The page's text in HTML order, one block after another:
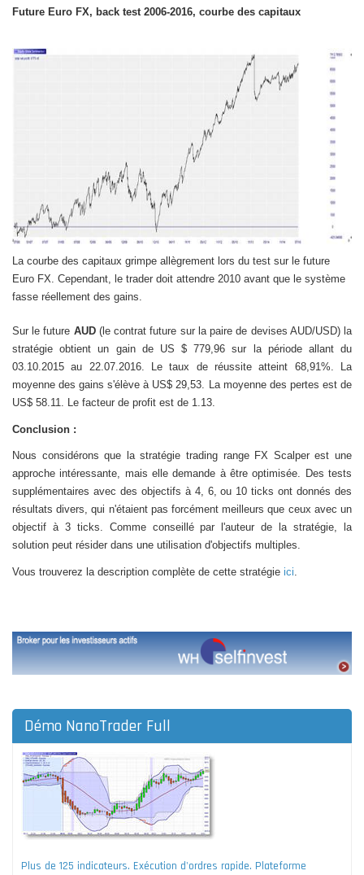
Future Euro FX, back test 2006-2016, courbe des capitaux
La courbe des capitaux grimpe allègrement lors du test sur le future
Euro FX. Cependant, le trader doit attendre 2010 avant que le système
fasse réellement des gains.
Sur le future AUD(le contrat future sur la paire de devises AUD/USD) la
stratégie obtient un gain de US $ 779,96 sur la période allant du
03.10.2015 au 22.07.2016. Le taux de réussite atteint 68,91%. La
moyenne des gains s'élève à US$ 29,53. La moyenne des pertes est de
US$ 58.11. Le facteur de profit est de 1.13.
Conclusion :
Nous considérons que la stratégie trading range FX Scalper est une
approche intéressante, mais elle demande à être optimisée. Des tests
supplémentaires avec des objectifs à 4, 6, ou 10 ticks ont donnés des
résultats divers, qui n'étaient pas forcément meilleurs que ceux avec un
objectif à 3 ticks. Comme conseillé par l'auteur de la stratégie, la
solution peut résider dans une utilisation d'objectifs multiples.
Vous trouverez la description complète de cette stratégie ici.
Démo NanoTrader Full
Plus de 125 indicateurs. Exécution d'ordres rapide. Plateforme